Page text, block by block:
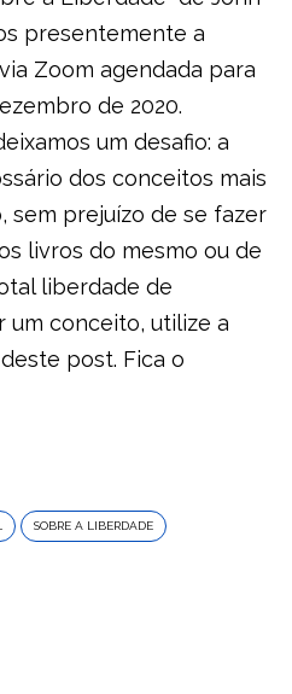
presentemente a
Zoom agendada para
de 2020.
um desafio: a
dos conceitos mais
sem prejuízo de se fazer
livros do mesmo ou de
liberdade de
um conceito, utilize a
post. Fica o
SOBRE A LIBERDADE